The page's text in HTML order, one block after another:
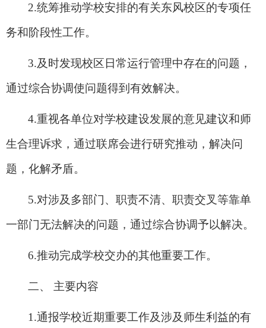
2.统筹推动学校安排的有关东风校区的专项任
务和阶段性工作。
3.及时发现校区日常运行管理中存在的问题，
通过综合协调使问题得到有效解决。
4.重视各单位对学校建设发展的意见建议和师
生合理诉求，通过联席会进行研究推动，解决问
题，化解矛盾。
5.对涉及多部门、职责不清、职责交叉等靠单
一部门无法解决的问题，通过综合协调予以解决。
6.推动完成学校交办的其他重要工作。
二、 主要内容
1.通报学校近期重要工作及涉及师生利益的有